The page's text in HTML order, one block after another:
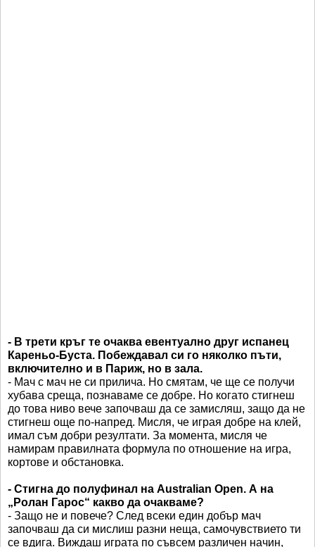
- В трети кръг те очаква евентуално друг испанец
Кареньо-Буста. Побеждавал си го няколко пъти,
включително и в Париж, но в зала.
- Мач с мач не си прилича. Но смятам, че ще се получи
хубава среща, познаваме се добре. Но когато стигнеш
до това ниво вече започваш да се замисляш, защо да не
стигнеш още по-напред. Мисля, че играя добре на клей,
имал съм добри резултати. За момента, мисля че
намирам правилната формула по отношение на игра,
кортове и обстановка.
- Стигна до полуфинал на Australian Open. А на
„Ролан Гарос“ какво да очакваме?
- Защо не и повече? След всеки един добър мач
започваш да си мислиш разни неща, самочувствието ти
се вдига. Виждаш играта по съвсем различен начин,